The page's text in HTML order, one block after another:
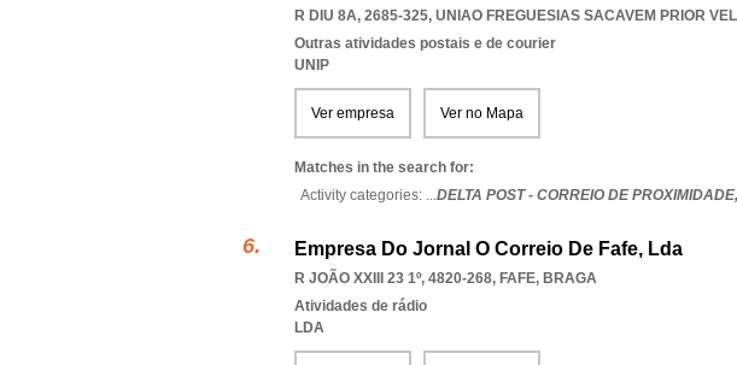
R DIU 8A, 2685-325, UNIAO FREGUESIAS SACAVEM PRIOR
Outras atividades postais e de courier
UNIP
Ver empresa Ver no Mapa
Matches in the search for:
Activity categories: ...DELTA POST - CORREIO DE PROXIMIDADE,
Empresa Do Jornal O Correio De Fafe, Lda
R JOÃO XXIII 23 1º, 4820-268, FAFE, BRAGA
Atividades de rádio
LDA